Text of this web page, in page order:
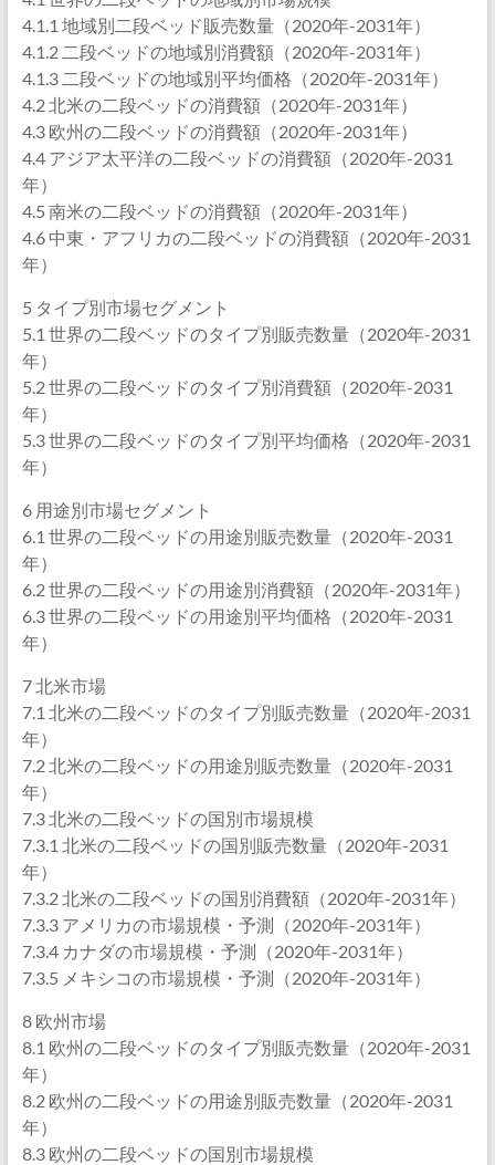
4.1.1 地域別二段ベッド販売数量（2020年-2031年）
4.1.2 二段ベッドの地域別消費額（2020年-2031年）
4.1.3 二段ベッドの地域別平均価格（2020年-2031年）
4.2 北米の二段ベッドの消費額（2020年-2031年）
4.3 欧州の二段ベッドの消費額（2020年-2031年）
4.4 アジア太平洋の二段ベッドの消費額（2020年-2031
年）
4.5 南米の二段ベッドの消費額（2020年-2031年）
4.6 中東・アフリカの二段ベッドの消費額（2020年-2031
年）
5 タイプ別市場セグメント
5.1 世界の二段ベッドのタイプ別販売数量（2020年-2031
年）
5.2 世界の二段ベッドのタイプ別消費額（2020年-2031
年）
5.3 世界の二段ベッドのタイプ別平均価格（2020年-2031
年）
6 用途別市場セグメント
6.1 世界の二段ベッドの用途別販売数量（2020年-2031
年）
6.2 世界の二段ベッドの用途別消費額（2020年-2031年）
6.3 世界の二段ベッドの用途別平均価格（2020年-2031
年）
7 北米市場
7.1 北米の二段ベッドのタイプ別販売数量（2020年-2031
年）
7.2 北米の二段ベッドの用途別販売数量（2020年-2031
年）
7.3 北米の二段ベッドの国別市場規模
7.3.1 北米の二段ベッドの国別販売数量（2020年-2031
年）
7.3.2 北米の二段ベッドの国別消費額（2020年-2031年）
7.3.3 アメリカの市場規模・予測（2020年-2031年）
7.3.4 カナダの市場規模・予測（2020年-2031年）
7.3.5 メキシコの市場規模・予測（2020年-2031年）
8 欧州市場
8.1 欧州の二段ベッドのタイプ別販売数量（2020年-2031
年）
8.2 欧州の二段ベッドの用途別販売数量（2020年-2031
年）
8.3 欧州の二段ベッドの国別市場規模